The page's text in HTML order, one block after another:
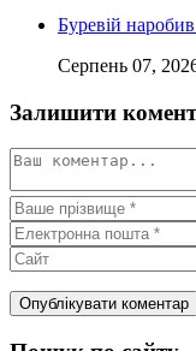
Буревій
Серпень 07,
Залишити